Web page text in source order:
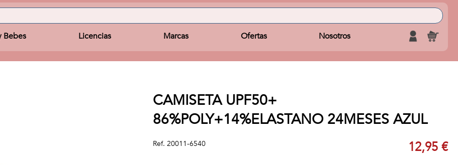
Bebes Licencias Marcas Ofertas Nosotros
CAMISETA UPF50+
86%POLY+14%ELASTANO 24MESES AZUL
Ref. 20011-6540 12,95 €